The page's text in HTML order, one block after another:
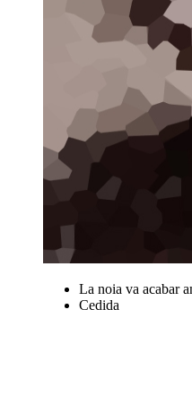
La noia va acabar
Cedida